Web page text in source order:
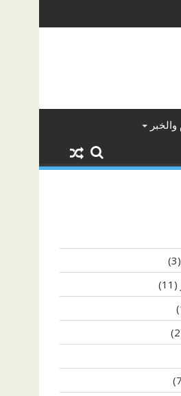
(3)
(11)